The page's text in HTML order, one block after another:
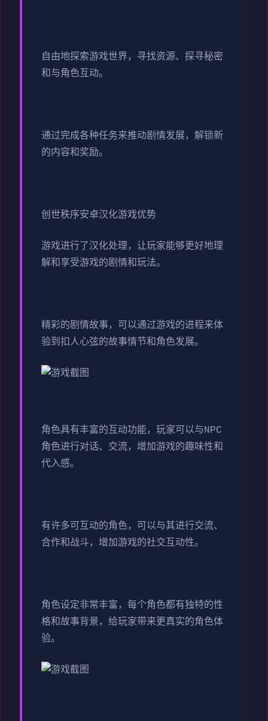
自由地探索游戏世界，寻找资源、探寻秘密
和与角色互动。
通过完成各种任务来推动剧情发展，解锁新
的内容和奖励。
创世秩序安卓汉化游戏优势
游戏进行了汉化处理，让玩家能够更好地理
解和享受游戏的剧情和玩法。
精彩的剧情故事，可以通过游戏的进程来体
验到扣人心弦的故事情节和角色发展。
角色具有丰富的互动功能，玩家可以与NPC
角色进行对话、交流，增加游戏的趣味性和
代入感。
有许多可互动的角色，可以与其进行交流、
合作和战斗，增加游戏的社交互动性。
角色设定非常丰富，每个角色都有独特的性
格和故事背景，给玩家带来更真实的角色体
验。